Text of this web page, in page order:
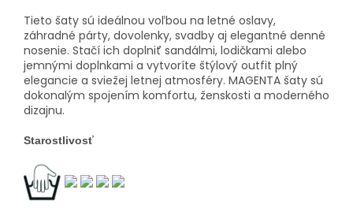
Tieto šaty sú ideálnou voľbou na letné oslavy,
záhradné párty, dovolenky, svadby aj elegantné denné
nosenie. Stačí ich doplniť sandálmi, lodičkami alebo
jemnými doplnkami a vytvoríte štýlový outfit plný
elegancie a sviežej letnej atmosféry. MAGENTA šaty sú
dokonalým spojením komfortu, ženskosti a moderného
dizajnu.
Starostlivosť